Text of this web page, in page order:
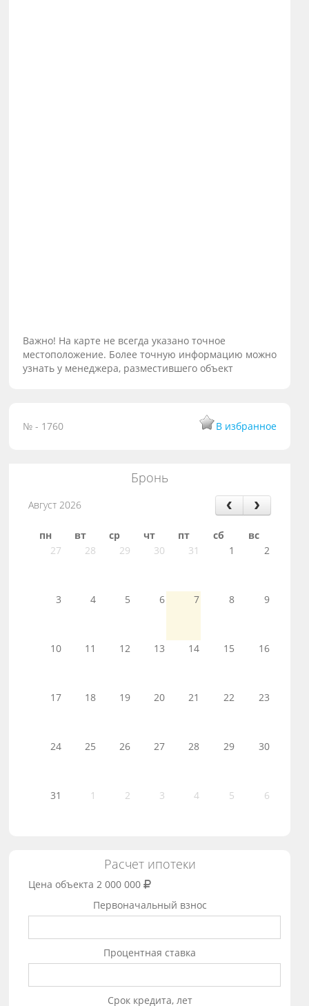
Важно! На карте не всегда указано точное
местоположение. Более точную информацию можно
узнать у менеджера, разместившего объект
№ - 1760 В избранное
Бронь
Август 2026
пн вт ср чт пт сб
вс
27
28 29 30 31 1 2
3 4 5 6 7 8 9
10 11 12 13 14 15 16
17 18 19 20 21 22 23
24 25 26 27 28 29 30
31 1 2 3 4 5 6
Расчет ипотеки
Цена объекта 2 000 000
Первоначальный взнос
Процентная ставка
Срок кредита, лет